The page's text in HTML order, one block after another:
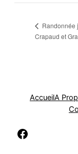
Randonnée
Crapaud et
AccueilA
Facebook